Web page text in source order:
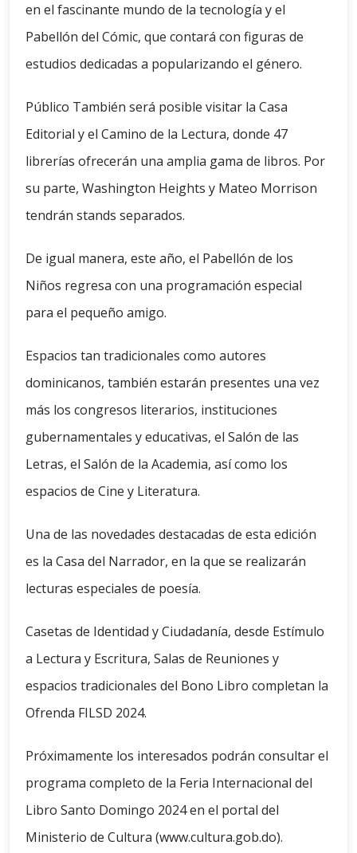
en el fascinante mundo de la tecnología y el
Pabellón del Cómic, que contará con figuras de
estudios dedicadas a popularizando el género.
Público También será posible visitar la Casa
Editorial y el Camino de la Lectura, donde 47
librerías ofrecerán una amplia gama de libros. Por
su parte, Washington Heights y Mateo Morrison
tendrán stands separados.
De igual manera, este año, el Pabellón de los
Niños regresa con una programación especial
para el pequeño amigo.
Espacios tan tradicionales como autores
dominicanos, también estarán presentes una vez
más los congresos literarios, instituciones
gubernamentales y educativas, el Salón de las
Letras, el Salón de la Academia, así como los
espacios de Cine y Literatura.
Una de las novedades destacadas de esta edición
es la Casa del Narrador, en la que se realizarán
lecturas especiales de poesía.
Casetas de Identidad y Ciudadanía, desde Estímulo
a Lectura y Escritura, Salas de Reuniones y
espacios tradicionales del Bono Libro completan la
Ofrenda FILSD 2024.
Próximamente los interesados ​​podrán consultar el
programa completo de la Feria Internacional del
Libro Santo Domingo 2024 en el portal del
Ministerio de Cultura (www.cultura.gob.do).